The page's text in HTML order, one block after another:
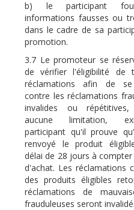
b) le participant
informations fausses ou
dans le cadre de sa
promotion.
3.7 Le promoteur se
de vérifier l'éligibilité de
réclamations afin de
contre les réclamations
invalides ou
aucune limitation,
participant qu'il prouve
renvoyé le produit
délai de 28 jours à
d'achat. Les réclamations
des produits éligibles
réclamations de
frauduleuses seront